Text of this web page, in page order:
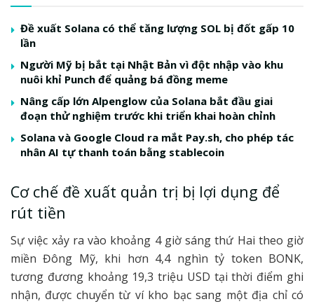
Đề xuất Solana có thể tăng lượng SOL bị đốt gấp 10
lần
Người Mỹ bị bắt tại Nhật Bản vì đột nhập vào khu
nuôi khỉ Punch để quảng bá đồng meme
Nâng cấp lớn Alpenglow của Solana bắt đầu giai
đoạn thử nghiệm trước khi triển khai hoàn chỉnh
Solana và Google Cloud ra mắt Pay.sh, cho phép tác
nhân AI tự thanh toán bằng stablecoin
Cơ chế đề xuất quản trị bị lợi dụng để
rút tiền
Sự việc xảy ra vào khoảng 4 giờ sáng thứ Hai theo giờ
miền Đông Mỹ, khi hơn 4,4 nghìn tỷ token BONK,
tương đương khoảng 19,3 triệu USD tại thời điểm ghi
nhận, được chuyển từ ví kho bạc sang một địa chỉ có